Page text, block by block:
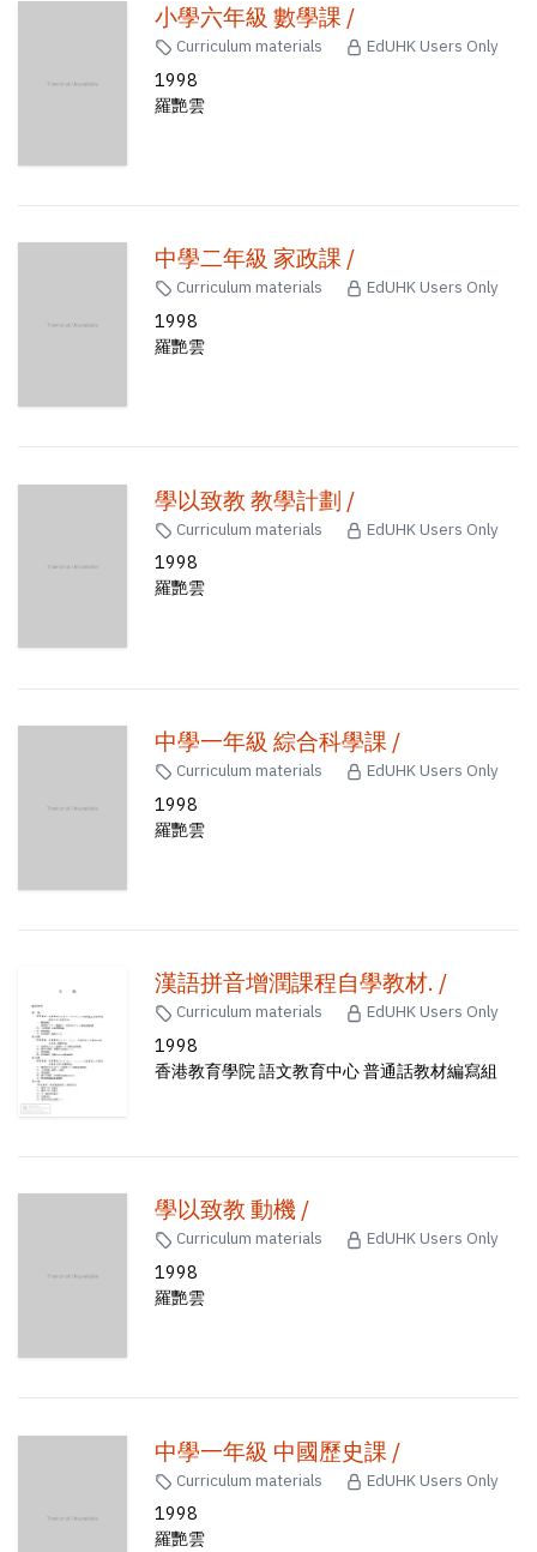
小學六年級 數學課 /
Curriculum materials EdUHK Users Only
1998
羅艷雲
中學二年級 家政課 /
Curriculum materials EdUHK Users Only
1998
羅艷雲
學以致教 教學計劃 /
Curriculum materials EdUHK Users Only
1998
羅艷雲
中學一年級 綜合科學課 /
Curriculum materials EdUHK Users Only
1998
羅艷雲
漢語拼音增潤課程自學教材. /
Curriculum materials EdUHK Users Only
1998
香港教育學院 語文教育中心 普通話教材編寫組
學以致教 動機 /
Curriculum materials EdUHK Users Only
1998
羅艷雲
中學一年級 中國歷史課 /
Curriculum materials EdUHK Users Only
1998
羅艷雲